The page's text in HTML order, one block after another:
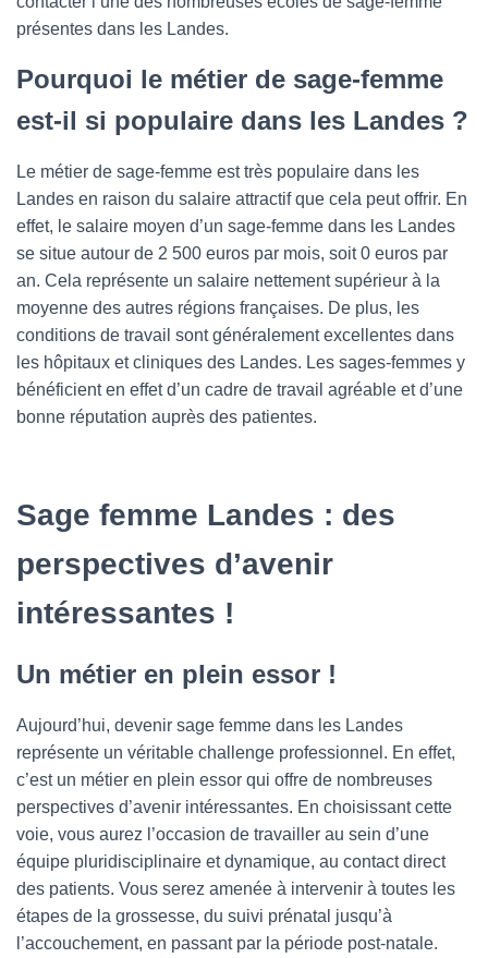
présentes dans les Landes.
Pourquoi le métier de sage-femme
est-il si populaire dans les Landes ?
Le métier de sage-femme est très populaire dans les
Landes en raison du salaire attractif que cela peut offrir. En
effet, le salaire moyen d’un sage-femme dans les Landes
se situe autour de 2 500 euros par mois, soit 0 euros par
an. Cela représente un salaire nettement supérieur à la
moyenne des autres régions françaises. De plus, les
conditions de travail sont généralement excellentes dans
les hôpitaux et cliniques des Landes. Les sages-femmes y
bénéficient en effet d’un cadre de travail agréable et d’une
bonne réputation auprès des patientes.
Sage femme Landes : des
perspectives d’avenir
intéressantes !
Un métier en plein essor !
Aujourd’hui, devenir sage femme dans les Landes
représente un véritable challenge professionnel. En effet,
c’est un métier en plein essor qui offre de nombreuses
perspectives d’avenir intéressantes. En choisissant cette
voie, vous aurez l’occasion de travailler au sein d’une
équipe pluridisciplinaire et dynamique, au contact direct
des patients. Vous serez amenée à intervenir à toutes les
étapes de la grossesse, du suivi prénatal jusqu’à
l’accouchement, en passant par la période post-natale.